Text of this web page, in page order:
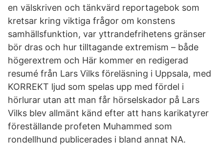
en välskriven och tänkvärd reportagebok som
kretsar kring viktiga frågor om konstens
samhällsfunktion, var yttrandefrihetens gränser
bör dras och hur tilltagande extremism – både
högerextrem och Här kommer en redigerad
resumé från Lars Vilks föreläsning i Uppsala, med
KORREKT ljud som spelas upp med fördel i
hörlurar utan att man får hörselskador på Lars
Vilks blev allmänt känd efter att hans karikatyrer
föreställande profeten Muhammed som
rondellhund publicerades i bland annat NA.